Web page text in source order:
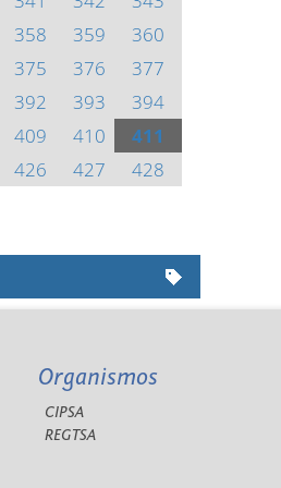
358 359
360
375 376
377
392 393
394
409 410
411
426 427
428
Organismos
CIPSA
REGTSA